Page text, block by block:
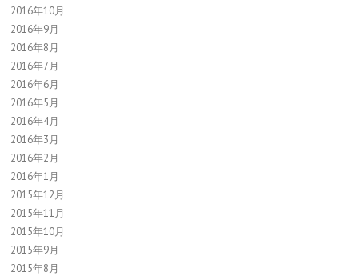
2016年10月
2016年9月
2016年8月
2016年7月
2016年6月
2016年5月
2016年4月
2016年3月
2016年2月
2016年1月
2015年12月
2015年11月
2015年10月
2015年9月
2015年8月